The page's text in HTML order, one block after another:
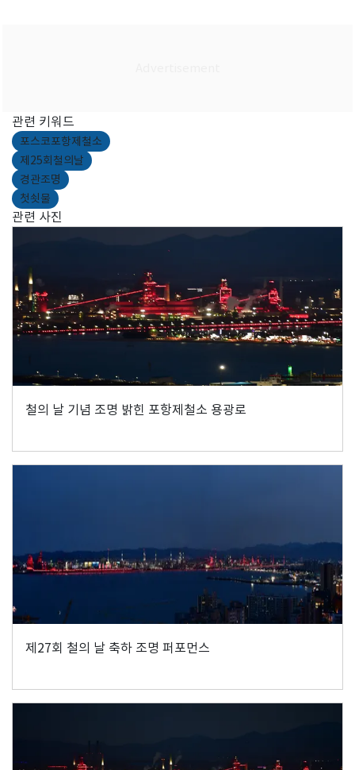
관련 키워드
포스코포항제철소
제25회철의날
경관조명
첫쇳물
관련 사진
철의 날 기념 조명 밝힌 포항제철소 용광로
제27회 철의 날 축하 조명 퍼포먼스